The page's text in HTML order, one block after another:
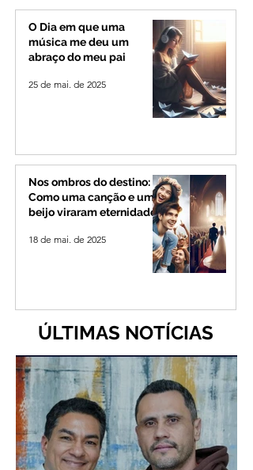
O Dia em que uma
música me deu um
abraço do meu pai
25 de mai. de 2025
Nos ombros do destino:
Como uma canção e um
beijo viraram eternidade
18 de mai. de 2025
ÚLTIMAS NOTÍCIAS